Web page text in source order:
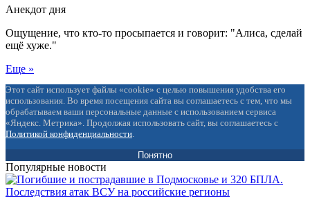
Анекдот дня
Ощущение, что кто-то просыпается и говорит: "Алиса, сделай
ещё хуже."
Еще »
Этот сайт использует файлы «cookie» с целью повышения удобства его
использования. Во время посещения сайта вы соглашаетесь с тем, что мы
обрабатываем ваши персональные данные с использованием сервиса
«Яндекс. Метрика». Продолжая использовать сайт, вы соглашаетесь с
Политикой конфиденциальности
Понятно
Популярные новости